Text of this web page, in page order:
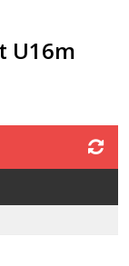
U16m